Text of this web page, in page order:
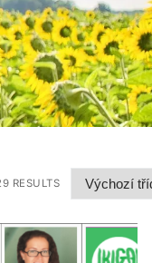
RESULTS